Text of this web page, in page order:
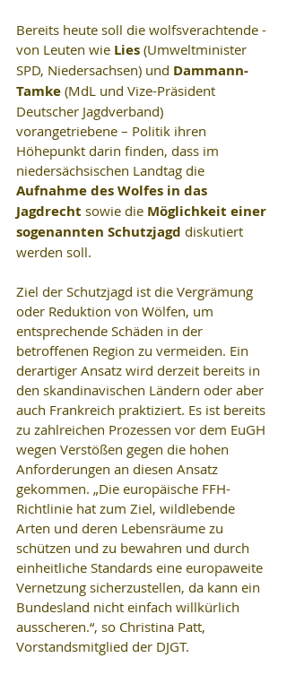
Bereits heute soll die wolfsverachtende -
von Leuten wie Lies (Umweltminister
SPD, Niedersachsen) und Dammann-
Tamke (MdL und Vize-Präsident
Deutscher Jagdverband)
vorangetriebene – Politik ihren
Höhepunkt darin finden, dass im
niedersächsischen Landtag die
Aufnahme des Wolfes in das
Jagdrecht sowie die Möglichkeit einer
sogenannten Schutzjagd diskutiert
werden soll.
Ziel der Schutzjagd ist die Vergrämung
oder Reduktion von Wölfen, um
entsprechende Schäden in der
betroffenen Region zu vermeiden. Ein
derartiger Ansatz wird derzeit bereits in
den skandinavischen Ländern oder aber
auch Frankreich praktiziert. Es ist bereits
zu zahlreichen Prozessen vor dem EuGH
wegen Verstößen gegen die hohen
Anforderungen an diesen Ansatz
gekommen. „Die europäische FFH-
Richtlinie hat zum Ziel, wildlebende
Arten und deren Lebensräume zu
schützen und zu bewahren und durch
einheitliche Standards eine europaweite
Vernetzung sicherzustellen, da kann ein
Bundesland nicht einfach willkürlich
ausscheren.“, so Christina Patt,
Vorstandsmitglied der DJGT.